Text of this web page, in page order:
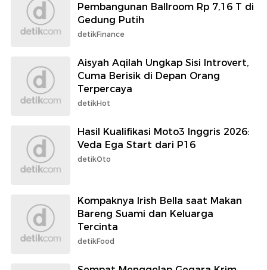
Pembangunan Ballroom Rp 7,16 T di
Gedung Putih
detikFinance
Aisyah Aqilah Ungkap Sisi Introvert,
Cuma Berisik di Depan Orang
Terpercaya
detikHot
Hasil Kualifikasi Moto3 Inggris 2026:
Veda Ega Start dari P16
detikOto
Kompaknya Irish Bella saat Makan
Bareng Suami dan Keluarga
Tercinta
detikFood